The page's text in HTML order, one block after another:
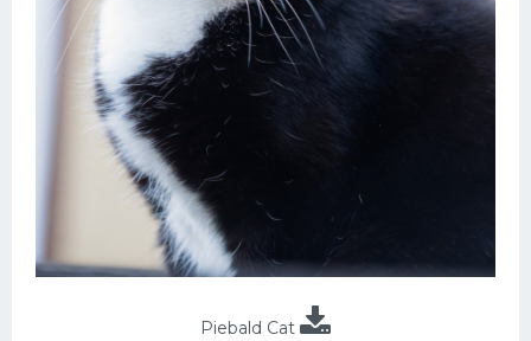
Piebald Cat